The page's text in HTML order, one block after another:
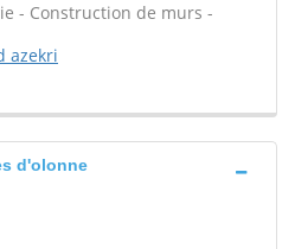
- Construction de murs -
azekri
d'olonne